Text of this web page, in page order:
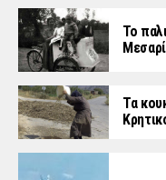
Το
Τα